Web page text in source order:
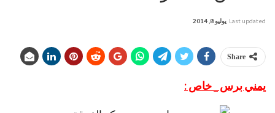
Last updated يوليو 8, 2014
Share
يمني برس _ خاص :